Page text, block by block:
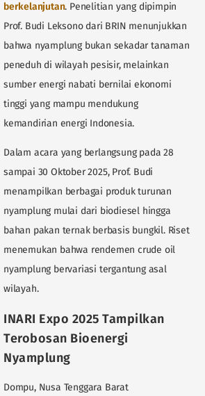
berkelanjutan. Penelitian yang dipimpin
Prof. Budi Leksono dari BRIN menunjukkan
bahwa nyamplung bukan sekadar tanaman
peneduh di wilayah pesisir, melainkan
sumber energi nabati bernilai ekonomi
tinggi yang mampu mendukung
kemandirian energi Indonesia.
Dalam acara yang berlangsung pada 28
sampai 30 Oktober 2025, Prof. Budi
menampilkan berbagai produk turunan
nyamplung mulai dari biodiesel hingga
bahan pakan ternak berbasis bungkil. Riset
menemukan bahwa rendemen crude oil
nyamplung bervariasi tergantung asal
wilayah.
INARI Expo 2025 Tampilkan
Terobosan Bioenergi
Nyamplung
Dompu, Nusa Tenggara Barat